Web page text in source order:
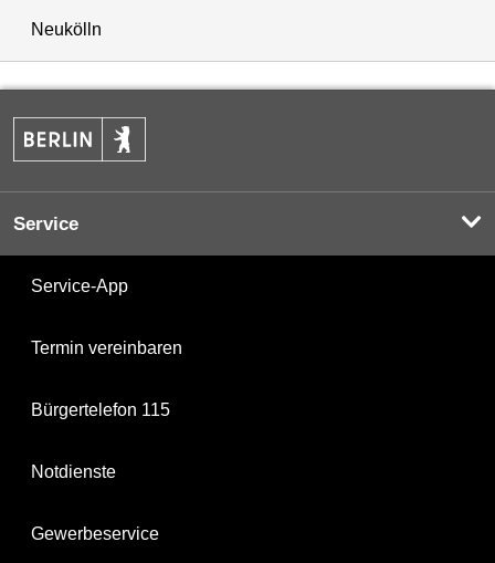
Neukölln
Service
Service-App
Termin vereinbaren
Bürgertelefon 115
Notdienste
Gewerbeservice